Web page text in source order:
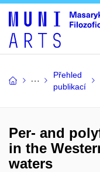
Přehled
publikací
Per- and
in the
waters